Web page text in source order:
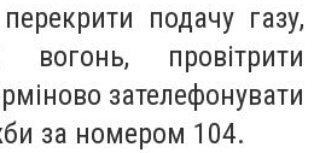
подачу газу,
провітрити
зателефонувати
за номером 104.